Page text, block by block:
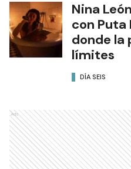
Nina
con
donde la
límites
DÍA SEIS
Ads